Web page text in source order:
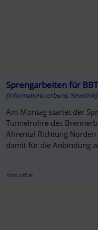
Sprengarbeiten für
[Informationsverbund, Newslink]
Am Montag startet der
Tunnelröhre des
Ahrental Richtung
damit für die Anbindung
tirol.orf.at